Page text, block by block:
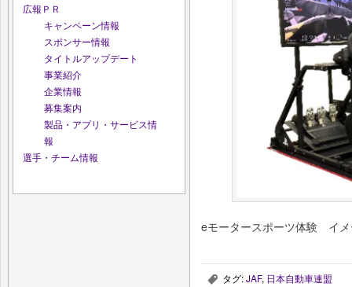
広報ＰＲ
キャンペーン情報
スポンサー情報
タイトルアップデート
事業紹介
企業情報
募集案内
製品・アプリ・サービス情
報
選手・チーム情報
eモータースポーツ体験 イ
, タグ:JAF, 日本自動車連盟